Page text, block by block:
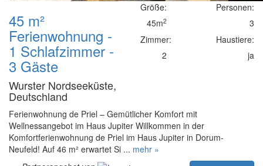
45 m²
Ferienwohnung -
1 Schlafzimmer -
3 Gäste
Wurster Nordseeküste,
Deutschland
Größe:
45m2
Zimmer:
2
Personen:
3
Haustiere:
ja
Ferienwohnung de Priel – Gemütlicher Komfort mit
Wellnessangebot im Haus Jupiter Willkommen in der
Komfortferienwohnung de Priel im Haus Jupiter in Dorum-
Neufeld! Auf 46 m² erwartet Si ... mehr »